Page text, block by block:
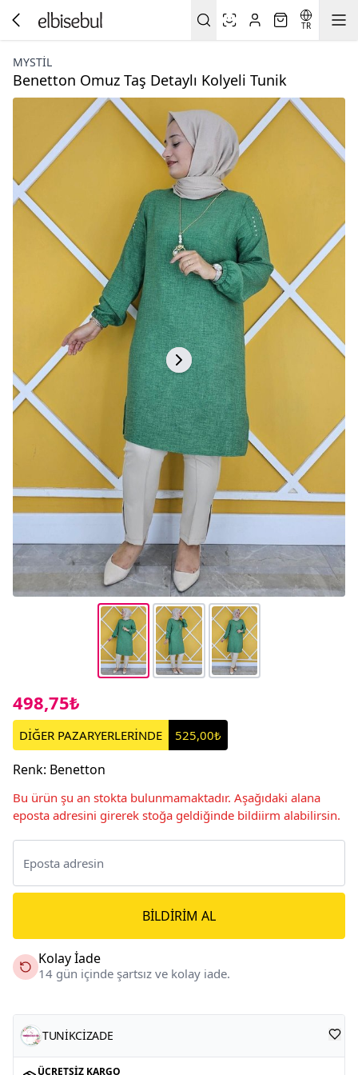
TR
MYSTİL
Benetton Omuz Taş Detaylı Kolyeli Tunik
498,75₺
DİĞER PAZARYERLERİNDE 525,00₺
Renk: Benetton
Bu ürün şu an stokta bulunmamaktadır. Aşağıdaki alana
eposta adresini girerek stoğa geldiğinde bildiirm alabilirsin.
BILDIRIM AL
Kolay İade
14 gün içinde şartsız ve kolay iade.
TUNİKCİZADE
ÜCRETSIZ KARGO